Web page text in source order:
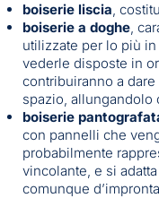
boiserie liscia,
boiserie a doghe,
utilizzate per lo più
vederle disposte in
contribuiranno a
spazio, allungandolo
boiserie
con pannelli che
probabilmente
vincolante, e si
comunque